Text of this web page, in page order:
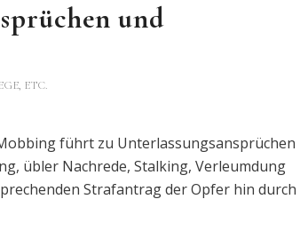
und
ETC.
führt zu Unterlassungsansprüchen
übler Nachrede, Stalking, Verleumdung
Strafantrag der Opfer hin durch